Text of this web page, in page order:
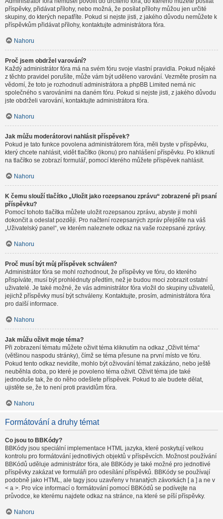
příspěvky, přidávat přílohy, nebo možná, že posílat přílohy můžou jen určité
skupiny, do kterých nepatříte. Pokud si nejste jisti, z jakého důvodu nemůžete k
příspěvkům přidávat přílohy, kontaktujte administrátora fóra.
Nahoru
Proč jsem obdržel varování?
Každý administrátor fóra má na svém fóru svoje vlastní pravidla. Pokud nějaké
z těchto pravidel porušíte, může vám být uděleno varování. Vezměte prosím na
vědomí, že toto je rozhodnutí administrátora a phpBB Limited nemá nic
společného s varováními na daném fóru. Pokud si nejste jisti, z jakého důvodu
jste obdrželi varování, kontaktujte administrátora fóra.
Nahoru
Jak můžu moderátorovi nahlásit příspěvek?
Pokud je tato funkce povolena administrátorem fóra, měli byste v příspěvku,
který chcete nahlásit, vidět tlačítko (ikonu) pro nahlášení příspěvku. Po kliknutí
na tlačítko se zobrazí formulář, pomocí kterého můžete příspěvek nahlásit.
Nahoru
K čemu slouží tlačítko „Uložit jako rozepsanou zprávu“ zobrazené při psaní
příspěvku?
Pomocí tohoto tlačítka můžete uložit rozepsanou zprávu, abyste ji mohli
dokončit a odeslat později. Pro načtení rozepsaných zpráv přejděte na váš
„Uživatelský panel“, ve kterém naleznete odkaz na vaše rozepsané zprávy.
Nahoru
Proč musí být můj příspěvek schválen?
Administrátor fóra se mohl rozhodnout, že příspěvky ve fóru, do kterého
přispíváte, musí být prohlédnuty předtím, než je budou moci zobrazit ostatní
uživatelé. Je také možné, že vás administrátor fóra vložil do skupiny uživatelů,
jejichž příspěvky musí být schváleny. Kontaktujte, prosím, administrátora fóra
pro další informace.
Nahoru
Jak můžu oživit moje téma?
Při zobrazení tématu můžete oživit téma kliknutím na odkaz „Oživit téma“
(většinou naspodu stránky), čímž se téma přesune na první místo ve fóru.
Pokud tento odkaz nevidíte, mohlo být oživování témat zakázáno, nebo ještě
neuběhla doba, po které je povoleno téma oživit. Oživit téma jde také
jednoduše tak, že do něho odešlete příspěvek. Pokud to ale budete dělat,
ujistěte se, že to není proti pravidlům fóra.
Nahoru
Formátování a druhy témat
Co jsou to BBKódy?
BBKódy jsou speciální implementace HTML jazyka, které poskytují velkou
kontrolu pro formátování jednotlivých objektů v příspěvcích. Možnost používání
BBKódů uděluje administrátor fóra, ale BBKódy je také možné pro jednotlivé
příspěvky zakázat ve formuláři pro odesílání příspěvků. BBKódy se používají
podobně jako HTML, ale tagy jsou uzavřeny v hranatých závorkách [ a ] a ne v
< a >. Pro více informací o formátování pomocí BBKódů se podívejte na
průvodce, ke kterému najdete odkaz na stránce, na které se píší příspěvky.
Nahoru